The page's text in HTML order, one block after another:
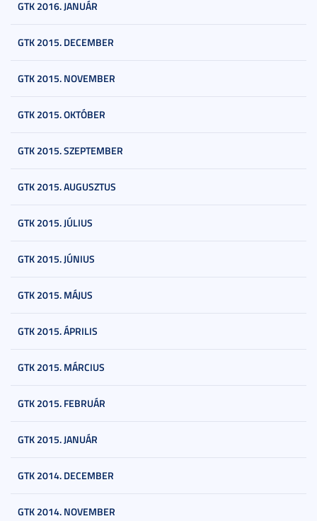
GTK 2016. JANUÁR
GTK 2015. DECEMBER
GTK 2015. NOVEMBER
GTK 2015. OKTÓBER
GTK 2015. SZEPTEMBER
GTK 2015. AUGUSZTUS
GTK 2015. JÚLIUS
GTK 2015. JÚNIUS
GTK 2015. MÁJUS
GTK 2015. ÁPRILIS
GTK 2015. MÁRCIUS
GTK 2015. FEBRUÁR
GTK 2015. JANUÁR
GTK 2014. DECEMBER
GTK 2014. NOVEMBER